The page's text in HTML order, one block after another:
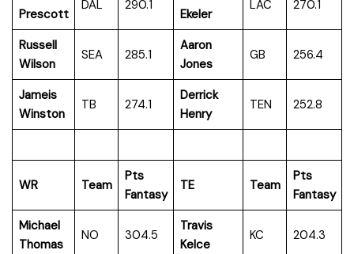
Prescott
DAL 290.1
Ekeler
LAC 270.1
Russell
Wilson
SEA 285.1
Aaron
Jones
GB 256.4
Jameis
Winston
TB 274.1
Derrick
Henry
TEN 252.8
WR Team
Pts
Fantasy
TE Team
Pts
Fantasy
Michael
Thomas
NO 304.5
Travis
Kelce
KC 204.3